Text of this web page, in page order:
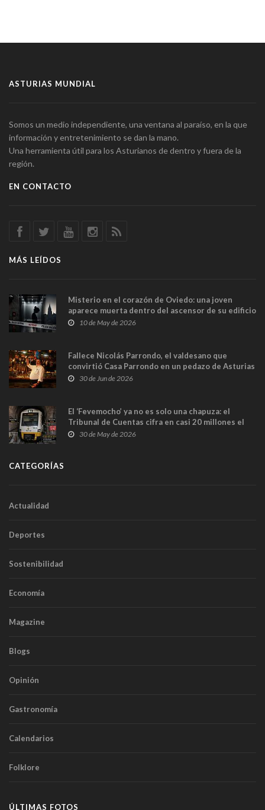
ASTURIAS MUNDIAL
Somos un medio independiente, una ventana al paraíso, en la que
información y entretenimiento se dan la mano.
Una herramienta útil para los Asturianos de dentro y fuera de la
región.
EN CONTACTO
MÁS LEÍDOS
Misterio en el corazón de Oviedo: una joven
aparece muerta dentro del ascensor de su edificio
y las cámaras captan sus últimos minutos
10 de May de 2026
Fallece Nicolás Parrondo, el valdesano que
convirtió Casa Parrondo en un pedazo de Asturias
en Madrid
30 de Jun de 2026
El ‘Fevemocho’ ya no es solo una chapuza: el
Tribunal de Cuentas cifra en casi 20 millones el
sobrecoste de los trenes que no cabían por los
30 de May de 2026
CATEGORÍAS
Actualidad
Deportes
Sostenibilidad
Economía
Magazine
Blogs
Opinión
Gastronomía
Calendarios
Folklore
ÚLTIMAS FOTOS